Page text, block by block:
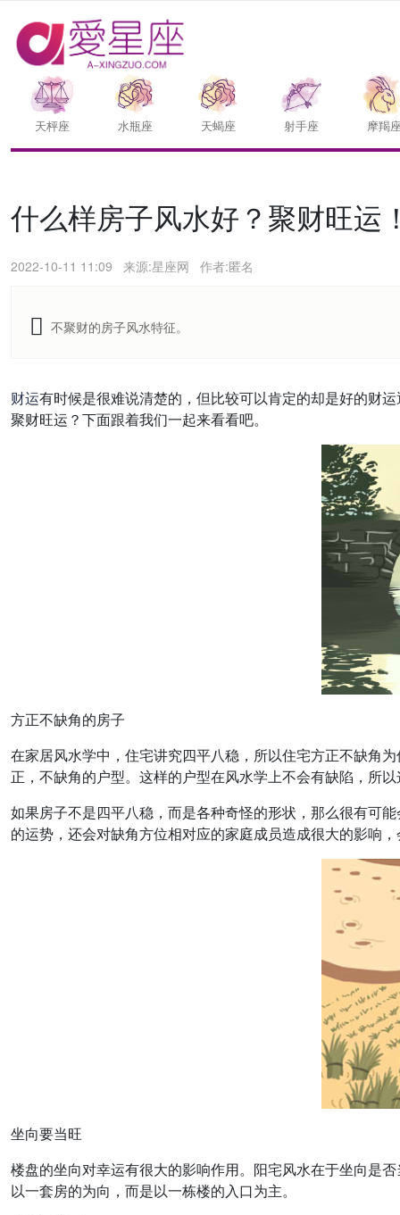
天枰座 水瓶座 天蝎座 射手座 摩羯
什么样房子风水好？聚财旺运
2022-10-11 11:09 来源:星座网 作者:匿名
不聚财的房子风水特征。
财运有时候是很难说清楚的，但比较可以肯定的却是好的财
聚财旺运？下面跟着我们一起来看看吧。
方正不缺角的房子
在家居风水学中，住宅讲究四平八稳，所以住宅方正不缺角
正，不缺角的户型。这样的户型在风水学上不会有缺陷，所
如果房子不是四平八稳，而是各种奇怪的形状，那么很有可
的运势，还会对缺角方位相对应的家庭成员造成很大的影响
坐向要当旺
楼盘的坐向对幸运有很大的影响作用。阳宅风水在于坐向是
以一套房的为向，而是以一栋楼的入口为主。